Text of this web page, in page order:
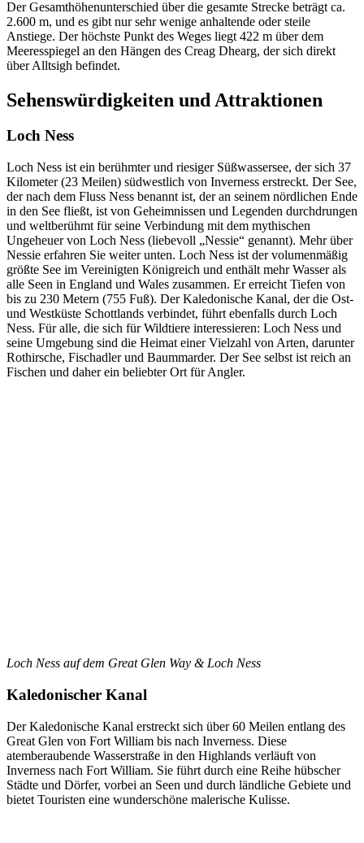
Der Gesamthöhenunterschied über die gesamte Strecke beträgt ca.
2.600 m, und es gibt nur sehr wenige anhaltende oder steile
Anstiege. Der höchste Punkt des Weges liegt 422 m über dem
Meeresspiegel an den Hängen des Creag Dhearg, der sich direkt
über Alltsigh befindet.
Sehenswürdigkeiten und Attraktionen
Loch Ness
Loch Ness ist ein berühmter und riesiger Süßwassersee, der sich 37
Kilometer (23 Meilen) südwestlich von Inverness erstreckt. Der See,
der nach dem Fluss Ness benannt ist, der an seinem nördlichen Ende
in den See fließt, ist von Geheimnissen und Legenden durchdrungen
und weltberühmt für seine Verbindung mit dem mythischen
Ungeheuer von Loch Ness (liebevoll „Nessie“ genannt). Mehr über
Nessie erfahren Sie weiter unten. Loch Ness ist der volumenmäßig
größte See im Vereinigten Königreich und enthält mehr Wasser als
alle Seen in England und Wales zusammen. Er erreicht Tiefen von
bis zu 230 Metern (755 Fuß). Der Kaledonische Kanal, der die Ost-
und Westküste Schottlands verbindet, führt ebenfalls durch Loch
Ness. Für alle, die sich für Wildtiere interessieren: Loch Ness und
seine Umgebung sind die Heimat einer Vielzahl von Arten, darunter
Rothirsche, Fischadler und Baummarder. Der See selbst ist reich an
Fischen und daher ein beliebter Ort für Angler.
Loch Ness auf dem Great Glen Way & Loch Ness
Kaledonischer Kanal
Der Kaledonische Kanal erstreckt sich über 60 Meilen entlang des
Great Glen von Fort William bis nach Inverness. Diese
atemberaubende Wasserstraße in den Highlands verläuft von
Inverness nach Fort William. Sie führt durch eine Reihe hübscher
Städte und Dörfer, vorbei an Seen und durch ländliche Gebiete und
bietet Touristen eine wunderschöne malerische Kulisse.